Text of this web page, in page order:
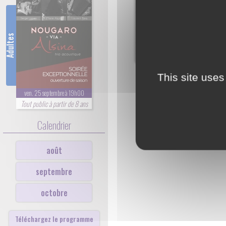
Adultes
ven. 25 septembre à 19h00
Tout public à partir de 8 ans
Calendrier
août
septembre
octobre
Téléchargez le programme
This site